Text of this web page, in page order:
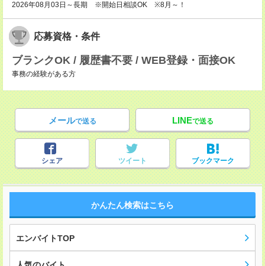
2026年08月03日～長期 ※開始日相談OK ※8月～！
応募資格・条件
ブランクOK / 履歴書不要 / WEB登録・面接OK
事務の経験がある方
メールで送る LINEで送る
シェア ツイート ブックマーク
かんたん検索はこちら
エンバイトTOP